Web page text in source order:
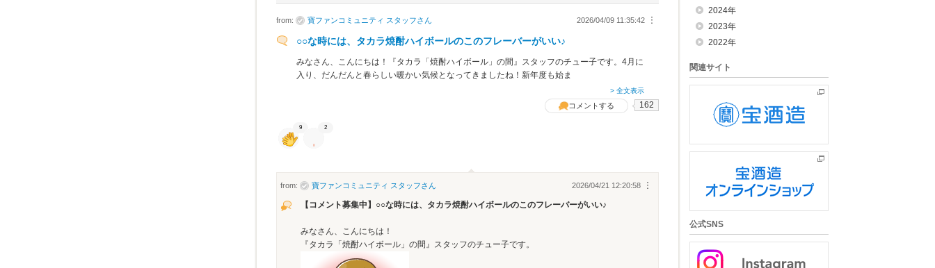
from: 寶ファンコミュニティ スタッフさん ︙
2026/04/09 11:35:42
○○な時には、タカラ焼酎ハイボールのこのフレーバーがいい♪
みなさん、こんにちは！『タカラ「焼酎ハイボール」の間』スタッフのチュー子です。4月に
入り、だんだんと春らしい暖かい気候となってきましたね！新年度も始ま
> 全文表示
コメントする 162
9 2
from: 寶ファンコミュニティ スタッフさん ︙
2026/04/21 12:20:58
【コメント募集中】○○な時には、タカラ焼酎ハイボールのこのフレーバーがいい♪
みなさん、こんにちは！
『タカラ「焼酎ハイボール」の間』スタッフのチュー子です。
2024年
2023年
2022年
関連サイト
公式SNS